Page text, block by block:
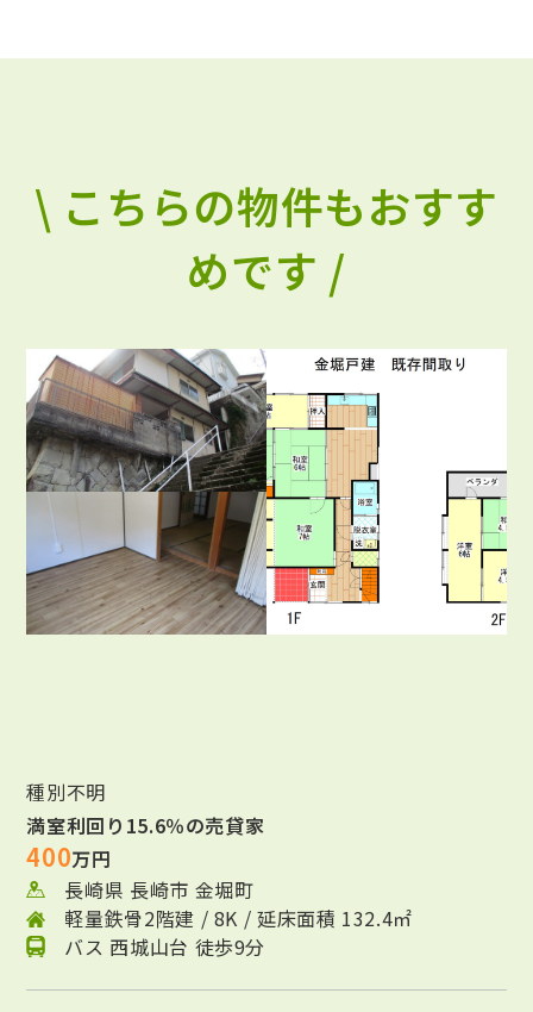
\ こちらの物件もおすす
めです /
種別不明
満室利回り15.6％の売貸家
400万円
長崎県 長崎市 金堀町
軽量鉄骨2階建 / 8K / 延床面積 132.4㎡
バス 西城山台 徒歩9分